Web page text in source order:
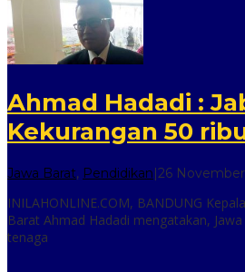
Ahmad Hadadi :
Kekurangan 50
Jawa Barat, Pendidikan|26
INILAHONLINE.COM, BANDUNG
Barat Ahmad Hadadi mengatakan,
tenaga